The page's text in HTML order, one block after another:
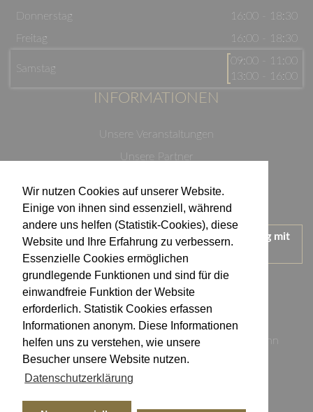
Wir nutzen Cookies auf unserer Website.
Einige von ihnen sind essenziell, während
andere uns helfen (Statistik-Cookies), diese
Website und Ihre Erfahrung zu verbessern.
Essenzielle Cookies ermöglichen
grundlegende Funktionen und sind für die
einwandfreie Funktion der Website
erforderlich. Statistik Cookies erfassen
Informationen anonym. Diese Informationen
helfen uns zu verstehen, wie unsere
Besucher unsere Website nutzen.
Datenschutzerklärung
Donnerstag
16:00 - 18:30
Freitag
16:00 - 18:30
Samstag
09:00 - 11:00
13:00 - 16:00
INFORMATIONEN
Unsere Veranstaltungen
Unsere Partner
Impressum
Wir treten für einen verantwortungsvollen Umgang mit
Alkohol ein.
KONTAKT
Weingut Kistenmacher & Hengerer
Eugen-Nägele-Straße 23-25, 74074 Heilbronn
info@kistenmacher-hengerer.de